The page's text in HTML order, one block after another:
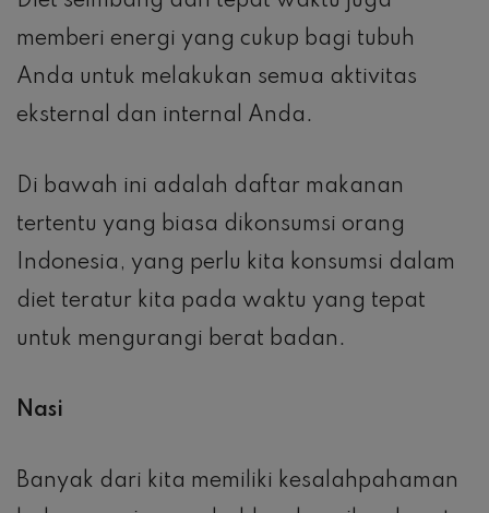
memberi energi yang cukup bagi tubuh
Anda untuk melakukan semua aktivitas
eksternal dan internal Anda.
Di bawah ini adalah daftar makanan
tertentu yang biasa dikonsumsi orang
Indonesia, yang perlu kita konsumsi dalam
diet teratur kita pada waktu yang tepat
untuk mengurangi berat badan.
Nasi
Banyak dari kita memiliki kesalahpahaman